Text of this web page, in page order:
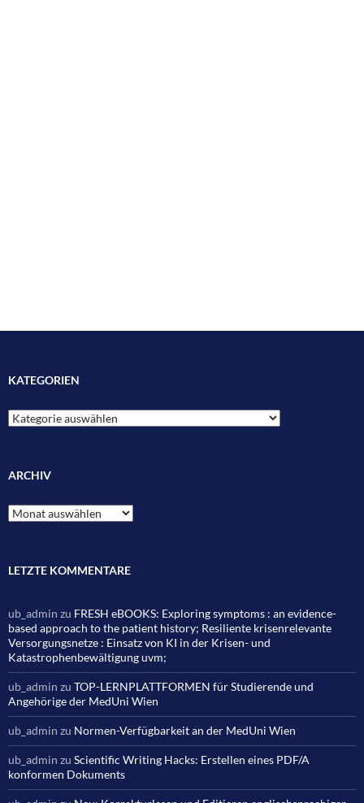
KATEGORIEN
Kategorien
ARCHIV
Archiv
LETZTE KOMMENTARE
ub_admin zu FRESH eBOOKS: Exploring symptoms : an evidence-
based approach to the patient history; Resiliente krisenrelevante
Versorgungsnetze : Einsatz von KI in der Krisen- und
Katastrophenbewältigung uvm;
ub_admin zu TOP-LERNPLATTFORMEN für Studierende und
Angehörige der MedUni Wien
ub_admin zu Normen-Verfügbarkeit an der MedUni Wien
ub_admin zu Scientific Writing Hacks: Erstellen eines PDF/A
konformen Dokuments